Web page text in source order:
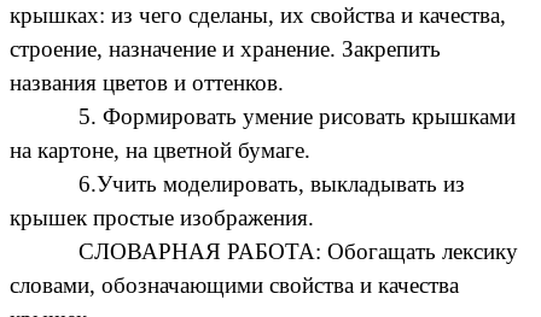
крышках: из чего сделаны, их свойства и качества,
строение, назначение и хранение. Закрепить
названия цветов и оттенков.
5. Формировать умение рисовать крышками
на картоне, на цветной бумаге.
6.Учить моделировать, выкладывать из
крышек простые изображения.
СЛОВАРНАЯ РАБОТА: Обогащать лексику
словами, обозначающими свойства и качества